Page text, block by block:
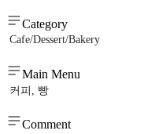
Category
Cafe/Dessert/Bakery
Main Menu
커피, 빵
Comment